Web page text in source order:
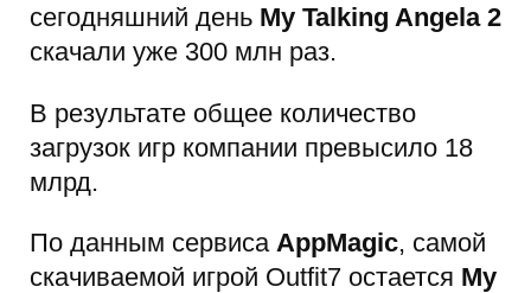
сегодняшний день My Talking Angela 2
скачали уже 300 млн раз.
В результате общее количество
загрузок игр компании превысило 18
млрд.
По данным сервиса AppMagic, самой
скачиваемой игрой Outfit7 остается My